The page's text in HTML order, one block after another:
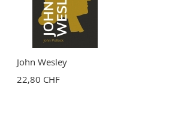
John Wesley
22,80 CHF